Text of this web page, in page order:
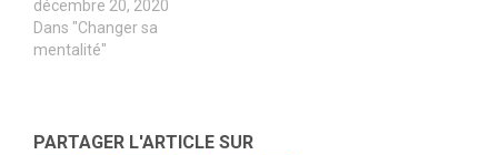
décembre 20, 2020
Dans "Changer sa
mentalité"
PARTAGER L'ARTICLE SUR